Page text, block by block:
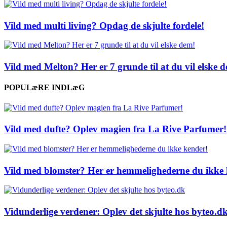
Vild med multi living? Opdag de skjulte fordele!
Vild med Melton? Her er 7 grunde til at du vil elske
POPULæRE INDLæG
Vild med dufte? Oplev magien fra La Rive Parfumer!
Vild med blomster? Her er hemmelighederne du ikke
Vidunderlige verdener: Oplev det skjulte hos byteo.dk